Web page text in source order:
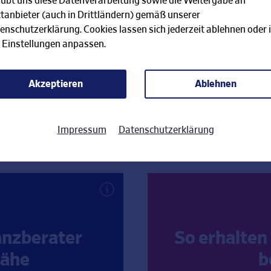
Jetzt Kunde werden
Sie eine persönliche
So
(auch in Drittländern) gemäß unserer
Cookies lassen sich jederzeit ablehnen oder
Einstellungen anpassen.
Akzeptieren Ablehnen
Impressum Datenschutzerklärung